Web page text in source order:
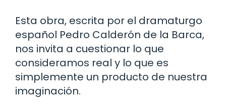
Esta obra, escrita por el dramaturgo
español Pedro Calderón de la Barca,
nos invita a cuestionar lo que
consideramos real y lo que es
simplemente un producto de nuestra
imaginación.